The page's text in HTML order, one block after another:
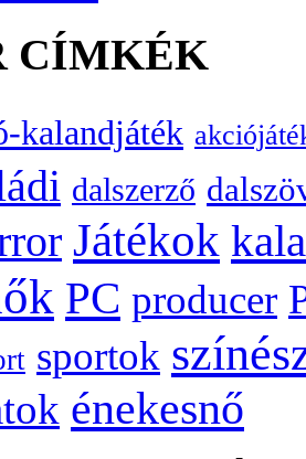
CÍMKÉK
kalandjáték
dalszerző
Játékok
PC producer
sportok
énekesnő